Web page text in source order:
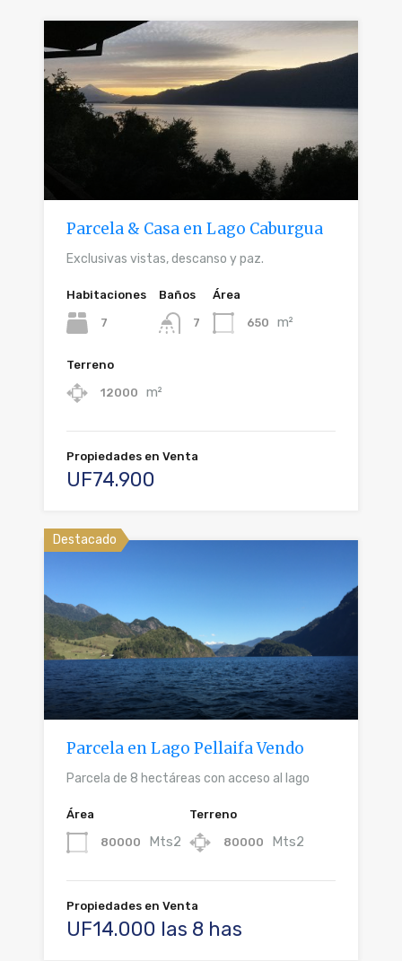
Parcela & Casa en Lago Caburgua
Exclusivas vistas, descanso y paz.
Habitaciones
7
Baños
7
Área
650 m²
Terreno
12000 m²
Propiedades en Venta
UF74.900
Destacado
Parcela en Lago Pellaifa Vendo
Parcela de 8 hectáreas con acceso al lago
Área
80000 Mts2
Terreno
80000 Mts2
Propiedades en Venta
UF14.000 las 8 has